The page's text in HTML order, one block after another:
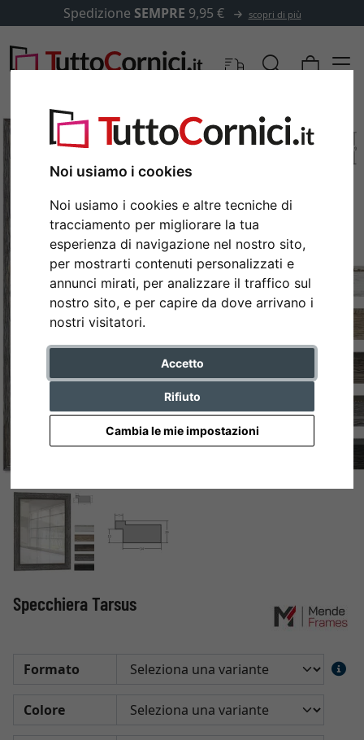
Noi usiamo i cookies
Noi usiamo i cookies e altre tecniche di
tracciamento per migliorare la tua
esperienza di navigazione nel nostro sito,
per mostrarti contenuti personalizzati e
annunci mirati, per analizzare il traffico sul
nostro sito, e per capire da dove arrivano i
nostri visitatori.
Accetto
Rifiuto
Cambia le mie impostazioni
Spedizione SEMPRE 9,95 € scopri di più
Indietro
Specchiera Tarsus
Formato
Colore